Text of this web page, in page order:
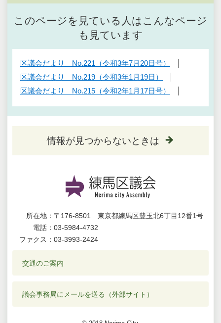
このページを見ている人はこんなページ
も見ています
区議会だより No.221（令和3年7月20日号）
区議会だより No.219（令和3年1月19日）
区議会だより No.215（令和2年1月17日号）
情報が見つからないときは
所在地： 〒176-8501 東京都練馬区豊玉北6丁目12番1号
電話： 03-5984-4732
ファクス： 03-3993-2424
交通のご案内
議会事務局にメールを送る（外部サイト）